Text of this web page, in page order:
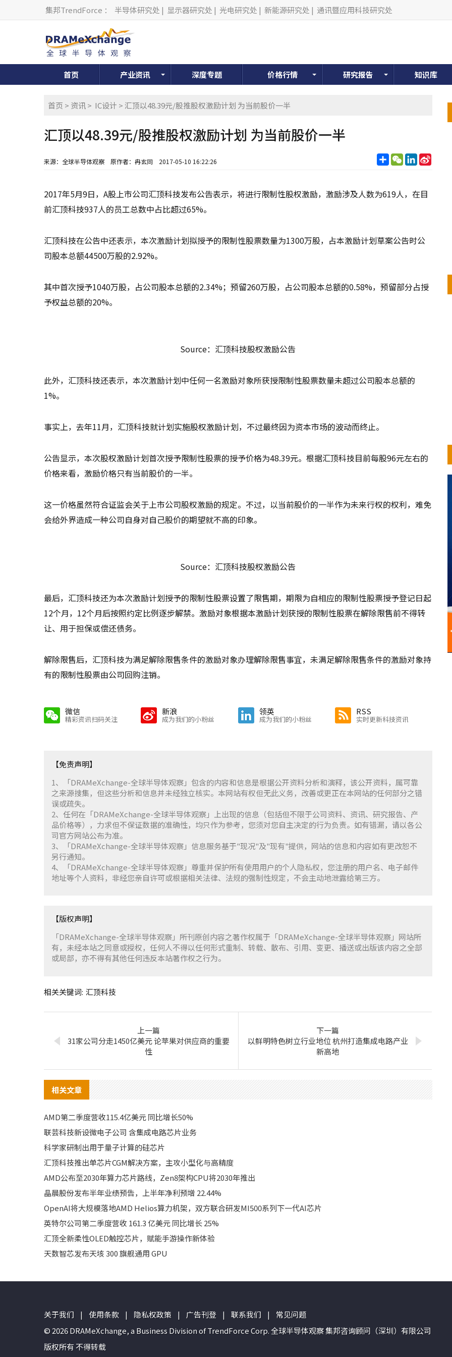
集邦TrendForce ： 半导体研究处 | 显示器研究处 | 光电研究处 | 新能源研究处 | 通讯暨应用科技研究处
首页 产业资讯 深度专题 价格行情 研究报告 知识库
首页 > 资讯> IC设计 > 汇顶以48.39元/股推股权激励计划 为当前股价一半
汇顶以48.39元/股推股权激励计划 为当前股价一半
来源：全球半导体观察 原作者：冉玄同 2017-05-10 16:22:26 分
享
WeChatLinkedIn
Sina
2017年5月9日，A股上市公司汇顶科技发布公告表示，将进行限制性股权激励，激励涉及人数为619人，在目
前汇顶科技937人的员工总数中占比超过65%。
汇顶科技在公告中还表示，本次激励计划拟授予的限制性股票数量为1300万股，占本激励计划草案公告时公
司股本总额44500万股的2.92%。
其中首次授予1040万股，占公司股本总额的2.34%；预留260万股，占公司股本总额的0.58%，预留部分占授
予权益总额的20%。
Source：汇顶科技股权激励公告
此外，汇顶科技还表示，本次激励计划中任何一名激励对象所获授限制性股票数量未超过公司股本总额的
1%。
事实上，去年11月，汇顶科技就计划实施股权激励计划，不过最终因为资本市场的波动而终止。
公告显示，本次股权激励计划首次授予限制性股票的授予价格为48.39元。根据汇顶科技目前每股96元左右的
价格来看，激励价格只有当前股价的一半。
这一价格虽然符合证监会关于上市公司股权激励的规定。不过，以当前股价的一半作为未来行权的权利，难免
会给外界造成一种公司自身对自己股价的期望就不高的印象。
Source：汇顶科技股权激励公告
最后，汇顶科技还为本次激励计划授予的限制性股票设置了限售期，期限为自相应的限制性股票授予登记日起
12个月，12个月后按照约定比例逐步解禁。激励对象根据本激励计划获授的限制性股票在解除限售前不得转
让、用于担保或偿还债务。
解除限售后，汇顶科技为满足解除限售条件的激励对象办理解除限售事宜，未满足解除限售条件的激励对象持
有的限制性股票由公司回购注销。
微信
精彩资讯扫码关注
新浪
成为我们的小粉丝
领英
成为我们的小粉丝
RSS
实时更新科技资讯
【免责声明】
1、「DRAMeXchange-全球半导体观察」包含的内容和信息是根据公开资料分析和演释，该公开资料，属可靠
之来源搜集，但这些分析和信息并未经独立核实。本网站有权但无此义务，改善或更正在本网站的任何部分之错
误或疏失。
2、任何在「DRAMeXchange-全球半导体观察」上出现的信息（包括但不限于公司资料、资讯、研究报告、产
品价格等），力求但不保证数据的准确性，均只作为参考，您须对您自主决定的行为负责。如有错漏，请以各公
司官方网站公布为准。
3、「DRAMeXchange-全球半导体观察」信息服务基于"现况"及"现有"提供，网站的信息和内容如有更改恕不
另行通知。
4、「DRAMeXchange-全球半导体观察」尊重并保护所有使用用户的个人隐私权，您注册的用户名、电子邮件
地址等个人资料，非经您亲自许可或根据相关法律、法规的强制性规定，不会主动地泄露给第三方。
【版权声明】
「DRAMeXchange-全球半导体观察」所刊原创内容之著作权属于「DRAMeXchange-全球半导体观察」网站所
有，未经本站之同意或授权，任何人不得以任何形式重制、转载、散布、引用、变更、播送或出版该内容之全部
或局部，亦不得有其他任何违反本站著作权之行为。
相关关键词: 汇顶科技
上一篇
31家公司分走1450亿美元 论苹果对供应商的重要
性
下一篇
以鲜明特色树立行业地位 杭州打造集成电路产业
新高地
相关文章
AMD第二季度营收115.4亿美元 同比增长50%
联芸科技新设微电子公司 含集成电路芯片业务
科学家研制出用于量子计算的硅芯片
汇顶科技推出单芯片CGM解决方案，主攻小型化与高精度
AMD公布至2030年算力芯片路线，Zen8架构CPU将2030年推出
晶晨股份发布半年业绩预告，上半年净利预增 22.44%
OpenAI将大规模落地AMD Helios算力机架，双方联合研发MI500系列下一代AI芯片
英特尔公司第二季度营收 161.3 亿美元 同比增长 25%
汇顶全新柔性OLED触控芯片，赋能手游操作新体验
天数智芯发布天垓 300 旗舰通用 GPU
关于我们 | 使用条款 | 隐私权政策 | 广告刊登 | 联系我们 |
常见问题
© 2026 DRAMeXchange, a Business Division of TrendForce Corp. 全球半导体观察 集邦咨询顾问（深圳）有限公司
版权所有 不得转载